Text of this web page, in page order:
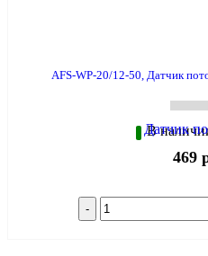
AFS-WP-20/12-50, Датчик
В
469